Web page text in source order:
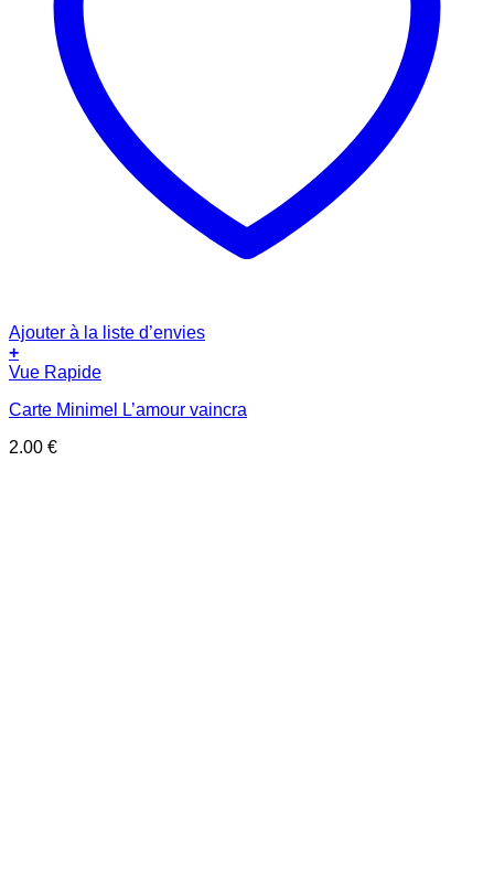
Ajouter à la liste d’envies
+
Vue Rapide
Carte Minimel L’amour vaincra
2.00 €